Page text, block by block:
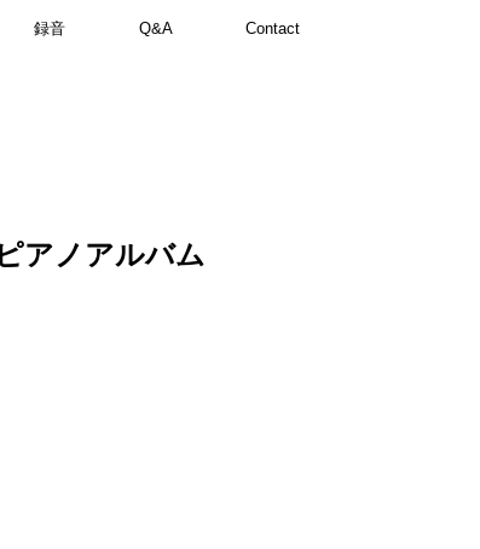
録音 Q&A Contact
アノアルバム